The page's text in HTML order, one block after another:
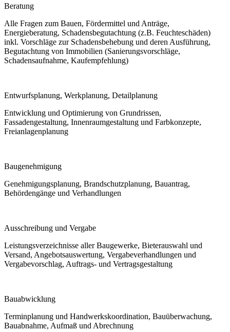
Beratung
Alle Fragen zum Bauen, Fördermittel und Anträge,
Energieberatung, Schadensbegutachtung (z.B. Feuchteschäden)
inkl. Vorschläge zur Schadensbehebung und deren Ausführung,
Begutachtung von Immobilien (Sanierungsvorschläge,
Schadensaufnahme, Kaufempfehlung)
Entwurfsplanung, Werkplanung, Detailplanung
Entwicklung und Optimierung von Grundrissen,
Fassadengestaltung, Innenraumgestaltung und Farbkonzepte,
Freianlagenplanung
Baugenehmigung
Genehmigungsplanung, Brandschutzplanung, Bauantrag,
Behördengänge und Verhandlungen
Ausschreibung und Vergabe
Leistungsverzeichnisse aller Baugewerke, Bieterauswahl und
Versand, Angebotsauswertung, Vergabeverhandlungen und
Vergabevorschlag, Auftrags- und Vertragsgestaltung
Bauabwicklung
Terminplanung und Handwerkskoordination, Bauüberwachung,
Bauabnahme, Aufmaß und Abrechnung